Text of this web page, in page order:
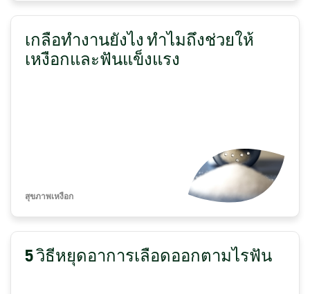
เกลือทำงานยังไง ทำไมถึงช่วยให้
เหงือกและฟันแข็งแรง
สุขภาพเหงือก
5 วิธีหยุดอาการเลือดออกตามไรฟัน